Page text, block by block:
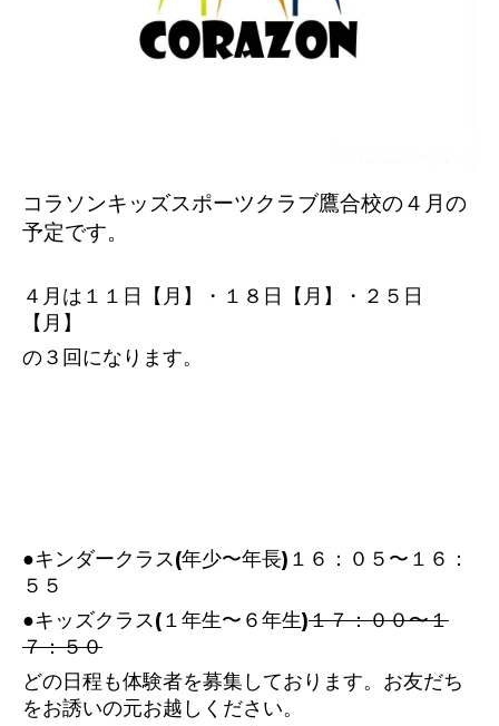
コラソンキッズスポーツクラブ鷹合校の４ 月の
予定です。
４月は１１日【月】・１８日【月】・２５日
【月】
の３回になります。
●キンダークラス(年少〜年長)１６：０５〜１６：
５５
●キッズクラス(１年生〜６年生)１７：００〜１
７：５０
どの日程も体験者を募集しております。お友だち
をお誘いの元お越しください。